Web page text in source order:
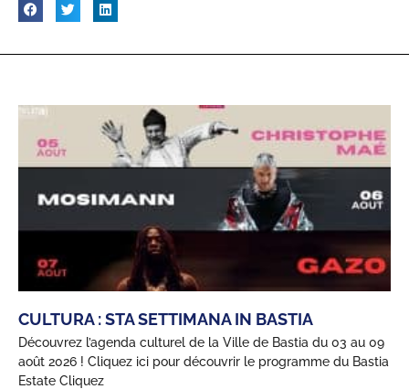
CULTURA : STA SETTIMANA IN BASTIA
Découvrez l’agenda culturel de la Ville de Bastia du 03 au 09
août 2026 ! Cliquez ici pour découvrir le programme du Bastia
Estate Cliquez